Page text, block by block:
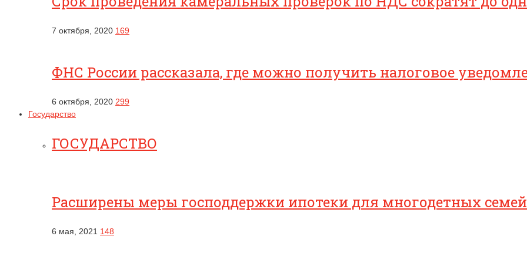
7 октября, 2020 169
ФНС России рассказала, где можно получить налоговое
6 октября, 2020 299
Государство
ГОСУДАРСТВО
Расширены меры господдержки ипотеки для многодетных семей
6 мая, 2021 148